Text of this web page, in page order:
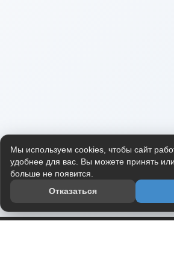
Мы используем cookies, чтобы сайт
удобнее для вас. Вы можете принять
больше не появится.
Отказаться